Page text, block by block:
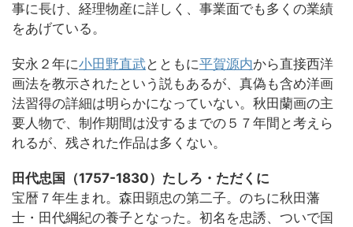
事に長け、経理物産に詳しく、事業面でも多くの業績
をあげている。
安永２年に小田野直武とともに平賀源内から直接西洋
画法を教示されたという説もあるが、真偽も含め洋画
法習得の詳細は明らかになっていない。秋田蘭画の主
要人物で、制作期間は没するまでの５７年間と考えら
れるが、残された作品は多くない。
田代忠国（1757-1830）たしろ・ただくに
宝暦７年生まれ。森田顕忠の第二子。のちに秋田藩
士・田代綱紀の養子となった。初名を忠誘、ついで国